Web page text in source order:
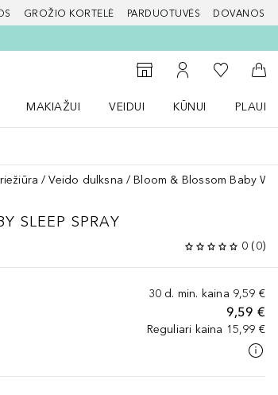
GROŽIO KORTELĖ PARDUOTUVĖS DOVANOS
Į parduotuvių paiešką
Į mano paskyrą
Į mano
Į
MAKIAŽUI
VEIDUI
KŪNUI
Veido dulksna Bloom & Blossom Baby
SLEEP SPRAY
0 (0)
30 d. min. kaina 9,59 €
9,59 €
Reguliari kaina 15,99 €